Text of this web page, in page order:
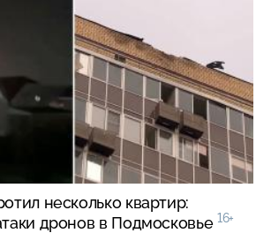
несколько квартир:
дронов в Подмосковье 16+